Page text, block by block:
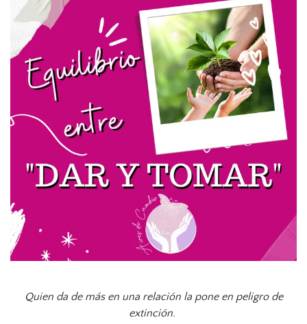
Quien da de más en una relación la pone en peligro de
extinción.